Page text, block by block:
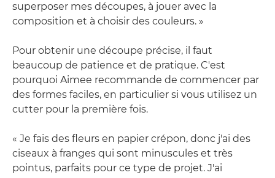
superposer mes découpes, à jouer avec la
composition et à choisir des couleurs. »
Pour obtenir une découpe précise, il faut
beaucoup de patience et de pratique. C'est
pourquoi Aimee recommande de commencer par
des formes faciles, en particulier si vous utilisez un
cutter pour la première fois.
« Je fais des fleurs en papier crépon, donc j'ai des
ciseaux à franges qui sont minuscules et très
pointus, parfaits pour ce type de projet. J'ai